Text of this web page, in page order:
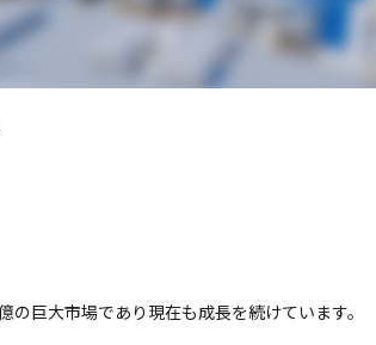
巨大市場であり現在も成長を続けています。